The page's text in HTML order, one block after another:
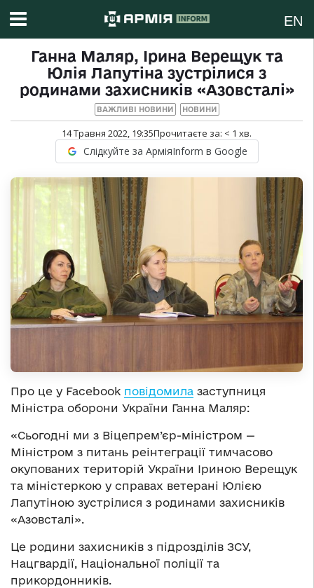
EN
Ганна Маляр, Ірина Верещук та
Юлія Лапутіна зустрілися з
родинами захисників «Азовсталі»
ВАЖЛИВІ НОВИНИ НОВИНИ
14 Травня 2022, 19:35Прочитаєте за: < 1 хв.
Слідкуйте за АрміяInform в Google
Про це у Facebook повідомила заступниця
Міністра оборони України Ганна Маляр:
«Сьогодні ми з Віцепрем’єр-міністром —
Міністром з питань реінтеграції тимчасово
окупованих територій України Іриною Верещук
та міністеркою у справах ветерані Юлією
Лапутіною зустрілися з родинами захисників
«Азовсталі».
Це родини захисників з підрозділів ЗСУ,
Нацгвардії, Національної поліції та
прикордонників.